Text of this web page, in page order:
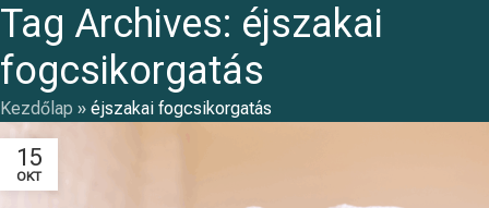
Tag Archives: éjszakai
fogcsikorgatás
Kezdőlap » éjszakai fogcsikorgatás
15
OKT